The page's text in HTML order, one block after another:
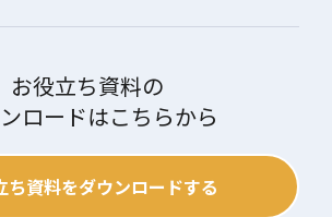
お役立ち資料の
ロードはこちらから
ち資料をダウンロードする